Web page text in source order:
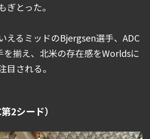
ぎとった。
えるミッドのBjergsen選手、ADC
揃え、北米の存在感をWorldsに
目される。
2シード）